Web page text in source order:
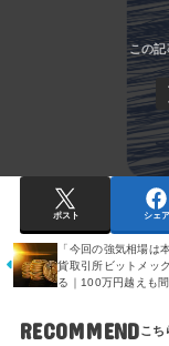
ポスト シェア
「今回の強気相場は
貨取引所ビットメッ
る｜100万円越えも
RECOMMEND